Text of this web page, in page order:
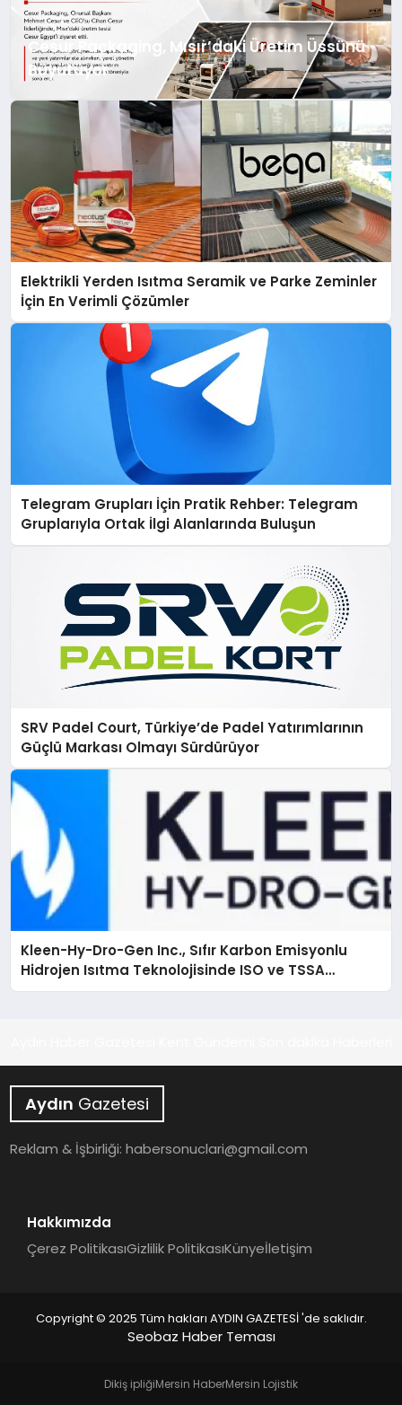
Cesur Packaging, Mısır’daki Üretim Üssünü
Büyütüyor
Elektrikli Yerden Isıtma Seramik ve Parke Zeminler
İçin En Verimli Çözümler
Telegram Grupları İçin Pratik Rehber: Telegram
Gruplarıyla Ortak İlgi Alanlarında Buluşun
SRV Padel Court, Türkiye’de Padel Yatırımlarının
Güçlü Markası Olmayı Sürdürüyor
Kleen-Hy-Dro-Gen Inc., Sıfır Karbon Emisyonlu
Hidrojen Isıtma Teknolojisinde ISO ve TSSA
Düzenleyici Onaylarını Aldı
Aydın Gazetesi
Reklam & İşbirliği:habersonuclari@gmail.com
Hakkımızda
Çerez PolitikasıGizlilik PolitikasıKünyeİletişim
Copyright © 2025 Tüm hakları AYDIN GAZETESİ 'de saklıdır.
Seobaz Haber Teması
Dikiş ipliğiMersin HaberMersin Lojistik